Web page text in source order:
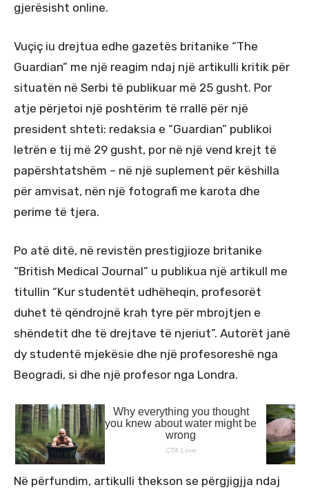
gjerësisht online.
Vuçiç iu drejtua edhe gazetës britanike “The
Guardian” me një reagim ndaj një artikulli kritik për
situatën në Serbi të publikuar më 25 gusht. Por
atje përjetoi një poshtërim të rrallë për një
president shteti: redaksia e “Guardian” publikoi
letrën e tij më 29 gusht, por në një vend krejt të
papërshtatshëm – në një suplement për këshilla
për amvisat, nën një fotografi me karota dhe
perime të tjera.
Po atë ditë, në revistën prestigjioze britanike
“British Medical Journal” u publikua një artikull me
titullin “Kur studentët udhëheqin, profesorët
duhet të qëndrojnë krah tyre për mbrojtjen e
shëndetit dhe të drejtave të njeriut”. Autorët janë
dy studentë mjekësie dhe një profesoreshë nga
Beogradi, si dhe një profesor nga Londra.
Në përfundim, artikulli thekson se përgjigjja ndaj